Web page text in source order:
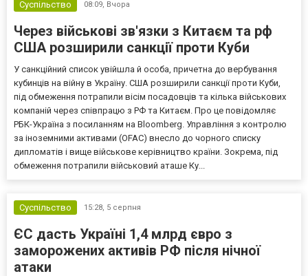
Суспільство 08:09, Вчора
Через військові зв'язки з Китаєм та рф
США розширили санкції проти Куби
У санкційний список увійшла й особа, причетна до вербування
кубинців на війну в Україну. США розширили санкції проти Куби,
під обмеження потрапили вісім посадовців та кілька військових
компаній через співпрацю з РФ та Китаєм. Про це повідомляє
РБК-Україна з посиланням на Bloomberg. Управління з контролю
за іноземними активами (OFAC) внесло до чорного списку
дипломатів і вище військове керівництво країни. Зокрема, під
обмеження потрапили військовий аташе Ку...
Суспільство 15:28, 5 серпня
ЄС дасть Україні 1,4 млрд євро з
заморожених активів РФ після нічної
атаки